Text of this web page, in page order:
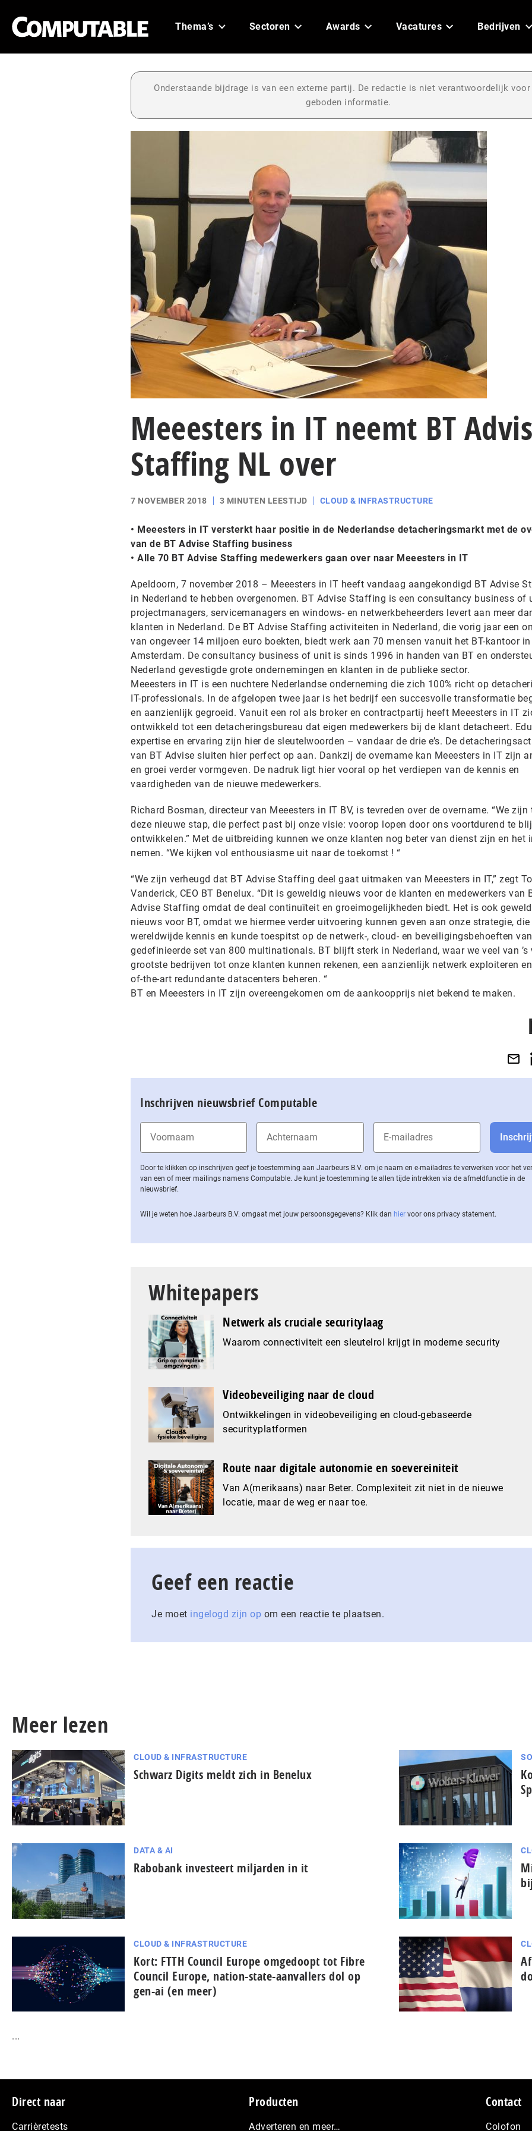
Thema’s Sectoren Awards Vacatures Bedrijven
Onderstaande bijdrage is van een externe partij. De redactie is niet verantwoordelijk voor
geboden informatie.
Meeesters in IT neemt BT
Staffing NL over
7 NOVEMBER 2018 3 MINUTEN LEESTIJD CLOUD & INFRASTRUCTURE
• Meeesters in IT versterkt haar positie in de Nederlandse detacheringsmarkt met de
van de BT Advise Staffing business
• Alle 70 BT Advise Staffing medewerkers gaan over naar Meeesters in IT
Apeldoorn, 7 november 2018 – Meeesters in IT heeft vandaag aangekondigd BT Advise
in Nederland te hebben overgenomen. BT Advise Staffing is een consultancy business of
projectmanagers, servicemanagers en windows- en netwerkbeheerders levert aan meer
klanten in Nederland. De BT Advise Staffing activiteiten in Nederland, die vorig jaar een
van ongeveer 14 miljoen euro boekten, biedt werk aan 70 mensen vanuit het BT-kantoor in
Amsterdam. De consultancy business of unit is sinds 1996 in handen van BT en
Nederland gevestigde grote ondernemingen en klanten in de publieke sector.
Meeesters in IT is een nuchtere Nederlandse onderneming die zich 100% richt op
IT-professionals. In de afgelopen twee jaar is het bedrijf een succesvolle transformatie
en aanzienlijk gegroeid. Vanuit een rol als broker en contractpartij heeft Meeesters in IT
ontwikkeld tot een detacheringsbureau dat eigen medewerkers bij de klant detacheert.
expertise en ervaring zijn hier de sleutelwoorden – vandaar de drie e’s. De
van BT Advise sluiten hier perfect op aan. Dankzij de overname kan Meeesters in IT zijn
en groei verder vormgeven. De nadruk ligt hier vooral op het verdiepen van de kennis en
vaardigheden van de nieuwe medewerkers.
Richard Bosman, directeur van Meeesters in IT BV, is tevreden over de overname. “We zijn
deze nieuwe stap, die perfect past bij onze visie: voorop lopen door ons voortdurend te
ontwikkelen.” Met de uitbreiding kunnen we onze klanten nog beter van dienst zijn en het
nemen. “We kijken vol enthousiasme uit naar de toekomst ! “
“We zijn verheugd dat BT Advise Staffing deel gaat uitmaken van Meeesters in IT,” zegt
Vanderick, CEO BT Benelux. “Dit is geweldig nieuws voor de klanten en medewerkers van
Advise Staffing omdat de deal continuïteit en groeimogelijkheden biedt. Het is ook
nieuws voor BT, omdat we hiermee verder uitvoering kunnen geven aan onze strategie,
wereldwijde kennis en kunde toespitst op de netwerk-, cloud- en beveiligingsbehoeften
gedefinieerde set van 800 multinationals. BT blijft sterk in Nederland, waar we veel van ’s
grootste bedrijven tot onze klanten kunnen rekenen, een aanzienlijk netwerk exploiteren
of-the-art redundante datacenters beheren. “
BT en Meeesters in IT zijn overeengekomen om de aankoopprijs niet bekend te maken.
Inschrijven nieuwsbrief Computable
Door te klikken op inschrijven geef je toestemming aan Jaarbeurs B.V. om je naam en e-mailadres te verwerken voor het
van een of meer mailings namens Computable. Je kunt je toestemming te allen tijde intrekken via de af­meld­func­tie in de
nieuwsbrief.
Wil je weten hoe Jaarbeurs B.V. omgaat met jouw per­soons­ge­ge­vens? Klik dan hier voor ons privacy statement.
Whitepapers
Netwerk als cruciale securitylaag
Waarom connectiviteit een sleutelrol krijgt in moderne security
Videobeveiliging naar de cloud
Ontwikkelingen in videobeveiliging en cloud-gebaseerde
securityplatformen
Route naar digitale autonomie en soevereiniteit
Van A(merikaans) naar Beter. Complexiteit zit niet in de nieuwe
locatie, maar de weg er naar toe.
Geef een reactie
Je moet ingelogd zijn op om een reactie te plaatsen.
Meer lezen
CLOUD & INFRASTRUCTURE
Schwarz Digits meldt zich in Benelux
DATA & AI
Rabobank investeert miljarden in it
CLOUD & INFRASTRUCTURE
Kort: FTTH Council Europe omgedoopt tot Fibre
Council Europe, nation-state-aanvallers dol op
gen-ai (en meer)
...
Footer
Direct naar
Carrièretests
Producten
Adverteren en meer…
Contact
Colofon